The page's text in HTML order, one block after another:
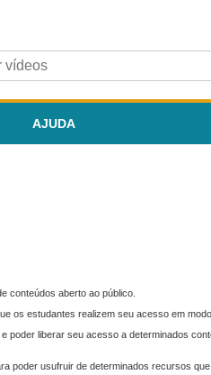
AJUDA
conteúdos aberto ao público.
os estudantes realizem seu acesso em
poder liberar seu acesso a determinados
poder usufruir de determinados recursos